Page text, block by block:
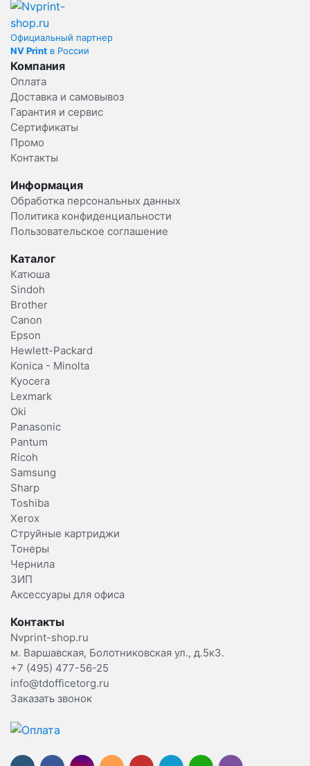
Официальный партнер
NV Print в России
Компания
Оплата
Доставка и самовывоз
Гарантия и сервис
Сертификаты
Промо
Контакты
Информация
Обработка персональных данных
Политика конфиденциальности
Пользовательское соглашение
Каталог
Катюша
Sindoh
Brother
Canon
Epson
Hewlett-Packard
Konica - Minolta
Kyocera
Lexmark
Oki
Panasonic
Pantum
Ricoh
Samsung
Sharp
Toshiba
Xerox
Струйные картриджи
Тонеры
Чернила
ЗИП
Аксессуары для офиса
Контакты
Nvprint-shop.ru
м. Варшавская, Болотниковская ул., д.5к3.
+7 (495) 477-56-25
info@tdofficetorg.ru
Заказать звонок